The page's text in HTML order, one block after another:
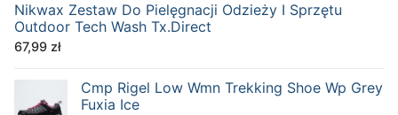
Nikwax Zestaw Do Pielęgnacji Odzieży I Sprzętu
Outdoor Tech Wash Tx.Direct
67,99 zł
Cmp Rigel Low Wmn Trekking Shoe Wp Grey
Fuxia Ice